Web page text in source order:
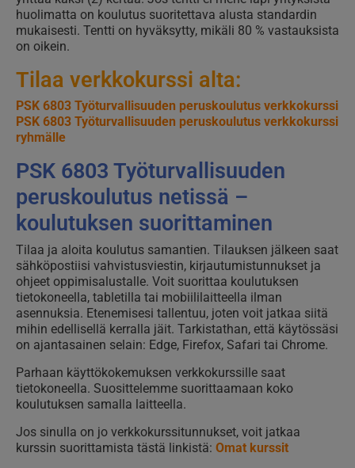
huolimatta on koulutus suoritettava alusta standardin
mukaisesti. Tentti on hyväksytty, mikäli 80 % vastauksista
on oikein.
Tilaa verkkokurssi alta:
PSK 6803 Työturvallisuuden peruskoulutus verkkokurssi
PSK 6803 Työturvallisuuden peruskoulutus verkkokurssi
ryhmälle
PSK 6803 Työturvallisuuden
peruskoulutus netissä –
koulutuksen suorittaminen
Tilaa ja aloita koulutus samantien. Tilauksen jälkeen saat
sähköpostiisi vahvistusviestin, kirjautumistunnukset ja
ohjeet oppimisalustalle. Voit suorittaa koulutuksen
tietokoneella, tabletilla tai mobiililaitteella ilman
asennuksia. Etenemisesi tallentuu, joten voit jatkaa siitä
mihin edellisellä kerralla jäit. Tarkistathan, että käytössäsi
on ajantasainen selain: Edge, Firefox, Safari tai Chrome.
Parhaan käyttökokemuksen verkkokurssille saat
tietokoneella. Suosittelemme suorittaamaan koko
koulutuksen samalla laitteella.
Jos sinulla on jo verkkokurssitunnukset, voit jatkaa
kurssin suorittamista tästä linkistä: Omat kurssit